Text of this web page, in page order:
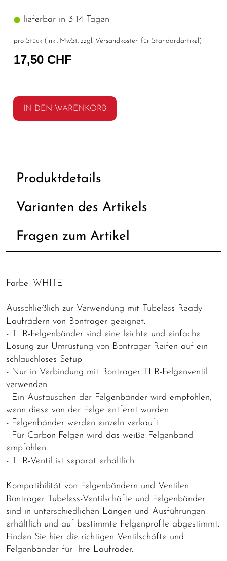
lieferbar in 3-14 Tagen
pro Stück (inkl. MwSt. zzgl. Versandkosten für Standardartikel )
17,50 CHF
IN DEN WARENKORB
Produktdetails
Varianten des Artikels
Fragen zum Artikel
Farbe: WHITE
Ausschließlich zur Verwendung mit Tubeless Ready-
Laufrädern von Bontrager geeignet.
- TLR-Felgenbänder sind eine leichte und einfache
Lösung zur Umrüstung von Bontrager-Reifen auf ein
schlauchloses Setup
- Nur in Verbindung mit Bontrager TLR-Felgenventil
verwenden
- Ein Austauschen der Felgenbänder wird empfohlen,
wenn diese von der Felge entfernt wurden
- Felgenbänder werden einzeln verkauft
- Für Carbon-Felgen wird das weiße Felgenband
empfohlen
- TLR-Ventil ist separat erhältlich
Kompatibilität von Felgenbändern und Ventilen
Bontrager Tubeless-Ventilschäfte und Felgenbänder
sind in unterschiedlichen Längen und Ausführungen
erhältlich und auf bestimmte Felgenprofile abgestimmt.
Finden Sie hier die richtigen Ventilschäfte und
Felgenbänder für Ihre Laufräder.